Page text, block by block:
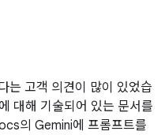
는 고객 의견이 많이 있었습
대해 기술되어 있는 문서를
의 Gemini에 프롬프트를